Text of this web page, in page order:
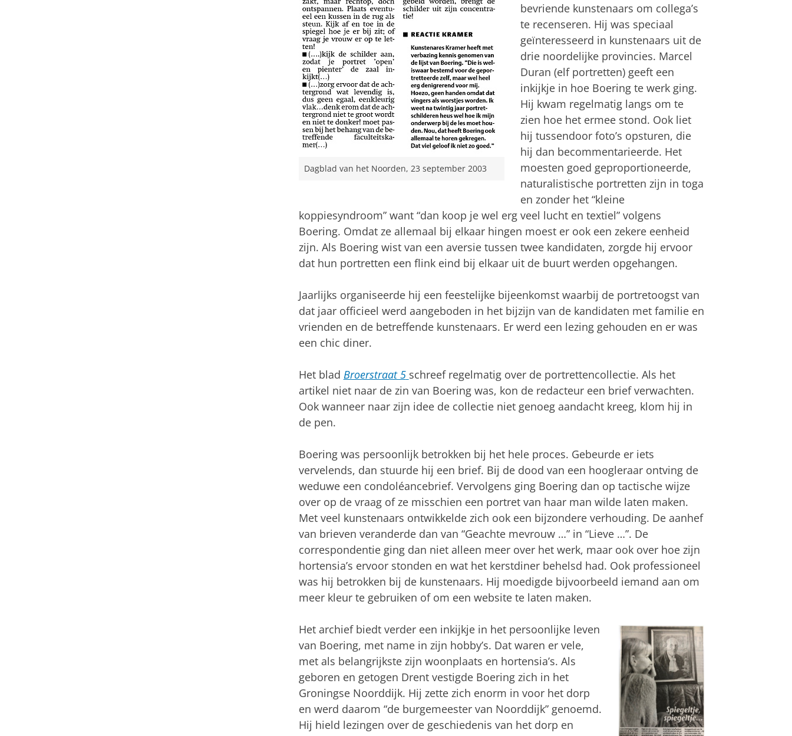
Dagblad van het Noorden, 23 september 2003
bevriende kunstenaars om collega’s
te recenseren. Hij was speciaal
geïnteresseerd in kunstenaars uit de
drie noordelijke provincies. Marcel
Duran (elf portretten) geeft een
inkijkje in hoe Boering te werk ging.
Hij kwam regelmatig langs om te
zien hoe het ermee stond. Ook liet
hij tussendoor foto’s opsturen, die
hij dan becommentarieerde. Het
moesten goed geproportioneerde,
naturalistische portretten zijn in toga
en zonder het “kleine
koppiesyndroom” want “dan koop je wel erg veel lucht en textiel” volgens
Boering. Omdat ze allemaal bij elkaar hingen moest er ook een zekere eenheid
zijn. Als Boering wist van een aversie tussen twee kandidaten, zorgde hij ervoor
dat hun portretten een flink eind bij elkaar uit de buurt werden opgehangen.
Jaarlijks organiseerde hij een feestelijke bijeenkomst waarbij de portretoogst van
dat jaar officieel werd aangeboden in het bijzijn van de kandidaten met familie en
vrienden en de betreffende kunstenaars. Er werd een lezing gehouden en er was
een chic diner.
Het blad Broerstraat 5 schreef regelmatig over de portrettencollectie. Als het
artikel niet naar de zin van Boering was, kon de redacteur een brief verwachten.
Ook wanneer naar zijn idee de collectie niet genoeg aandacht kreeg, klom hij in
de pen.
Boering was persoonlijk betrokken bij het hele proces. Gebeurde er iets
vervelends, dan stuurde hij een brief. Bij de dood van een hoogleraar ontving de
weduwe een condoléancebrief. Vervolgens ging Boering dan op tactische wijze
over op de vraag of ze misschien een portret van haar man wilde laten maken.
Met veel kunstenaars ontwikkelde zich ook een bijzondere verhouding. De aanhef
van brieven veranderde dan van “Geachte mevrouw …” in “Lieve …”. De
correspondentie ging dan niet alleen meer over het werk, maar ook over hoe zijn
hortensia’s ervoor stonden en wat het kerstdiner behelsd had. Ook professioneel
was hij betrokken bij de kunstenaars. Hij moedigde bijvoorbeeld iemand aan om
meer kleur te gebruiken of om een website te laten maken.
Het archief biedt verder een inkijkje in het persoonlijke leven
van Boering, met name in zijn hobby’s. Dat waren er vele,
met als belangrijkste zijn woonplaats en hortensia’s. Als
geboren en getogen Drent vestigde Boering zich in het
Groningse Noorddijk. Hij zette zich enorm in voor het dorp
en werd daarom “de burgemeester van Noorddijk” genoemd.
Hij hield lezingen over de geschiedenis van het dorp en